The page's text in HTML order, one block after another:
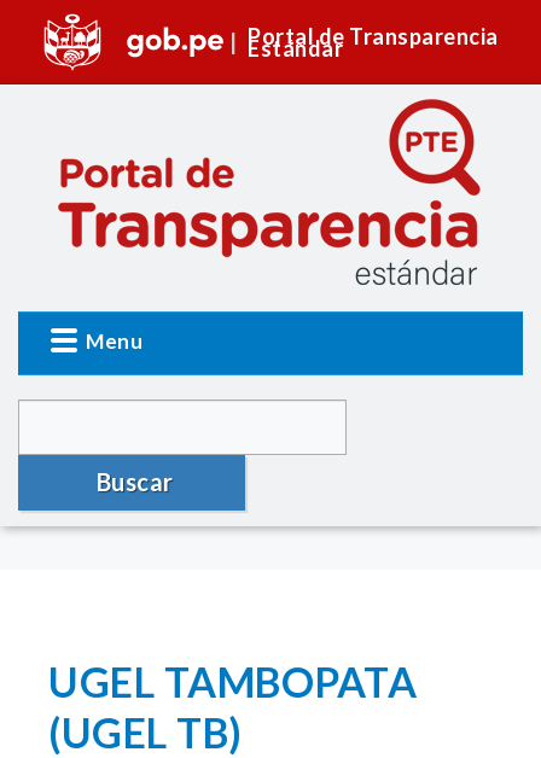
Portal de Transparencia
Estándar
Menu
Buscar
UGEL TAMBOPATA
(UGEL TB)